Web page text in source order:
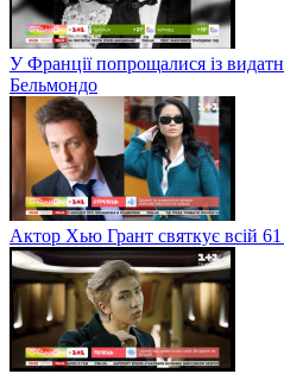
У Франції попрощалися із
Бельмондо
Актор Хью Грант святкує всій